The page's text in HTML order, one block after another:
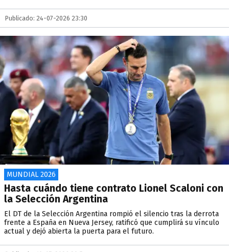
Publicado: 24-07-2026 23:30
MUNDIAL 2026
Hasta cuándo tiene contrato Lionel Scaloni con
la Selección Argentina
El DT de la Selección Argentina rompió el silencio tras la derrota
frente a España en Nueva Jersey, ratificó que cumplirá su vínculo
actual y dejó abierta la puerta para el futuro.